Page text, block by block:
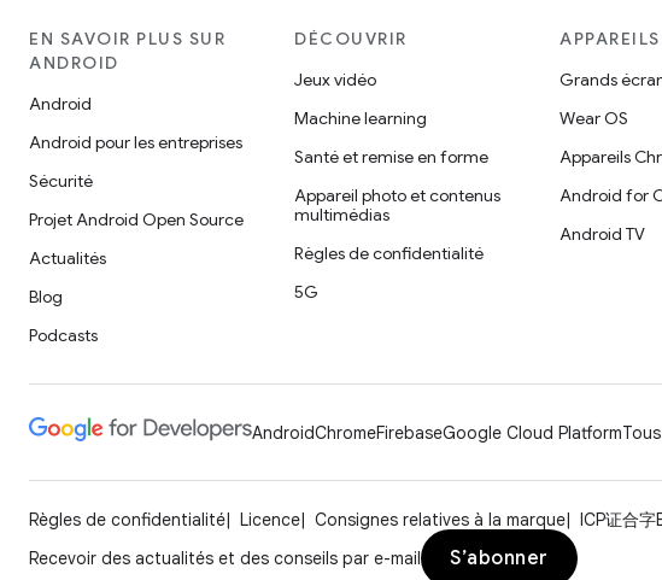
EN SAVOIR PLUS SUR
ANDROID
Android
Android pour les entreprises
Sécurité
Projet Android Open Source
Actualités
Blog
Podcasts
DÉCOUVRIR
Jeux vidéo
Machine learning
Santé et remise en forme
Appareil photo et contenus
multimédias
Règles de confidentialité
5G
Grands
Wear OS
Appareils
Android for
Android TV
AndroidChromeFirebaseGoogle Cloud Platform
Règles de confidentialité Licence Consignes relatives à la marque ICP证合
Recevoir des actualités et des conseils par e-mail
S’abonner